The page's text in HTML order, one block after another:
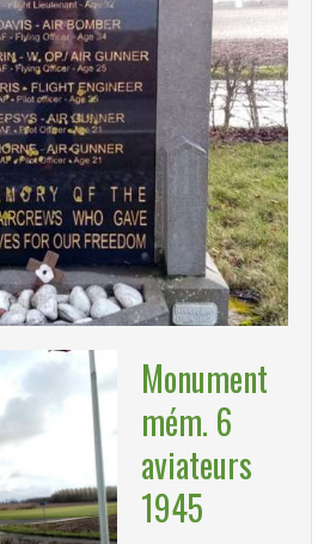
Monument
mém. 6
aviateurs
1945